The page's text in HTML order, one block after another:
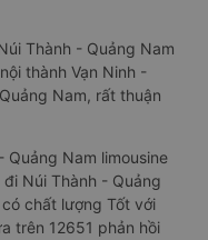
Thành - Quảng Nam
thành Vạn Ninh -
Nam, rất thuận
Quảng Nam limousine
Núi Thành - Quảng
chất lượng Tốt với
trên 12651 phản hồi